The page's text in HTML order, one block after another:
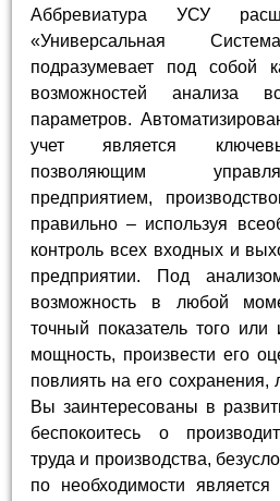
Аббревиатура УСУ
«Универсальная
подразумевает под собой
возможностей анализа
параметров.
учет является
позволяющим
предприятием,
правильно – используя
контроль всех входных и
предприятии. Под
возможность в любой
точный показатель того или
мощность, произвести его
повлиять на его
Вы заинтересованы в
беспокоитесь о
труда и производства,
по необходимости